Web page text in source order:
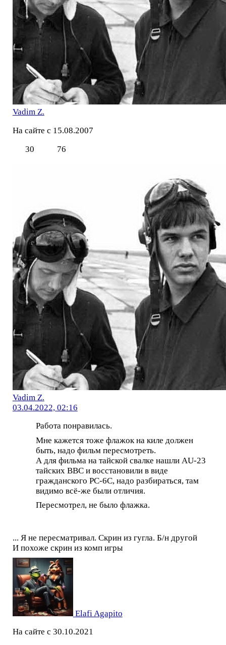
Vadim Z.
На сайте с 15.08.2007
30
76
Vadim Z.
03.04.2022, 02:16
Работа понравилась.
Мне кажется тоже флажок на киле должен
быть, надо фильм пересмотреть.
А для фильма на тайской свалке нашли AU-23
тайских ВВС и восстановили в виде
гражданского РС-6С, надо разбираться, там
видимо всё-же были отличия.
Пересмотрел, не было флажка.
... Я не пересматривал. Скрин из гугла. Б/н другой
И похоже скрин из комп игры
Elafi Agapito
На сайте с 30.10.2021